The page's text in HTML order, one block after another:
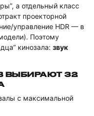
а отдельный класс
проекторной
управление HDR — в
Поэтому
кинозала: звук
ВЫБИРАЮТ 32
с максимальной